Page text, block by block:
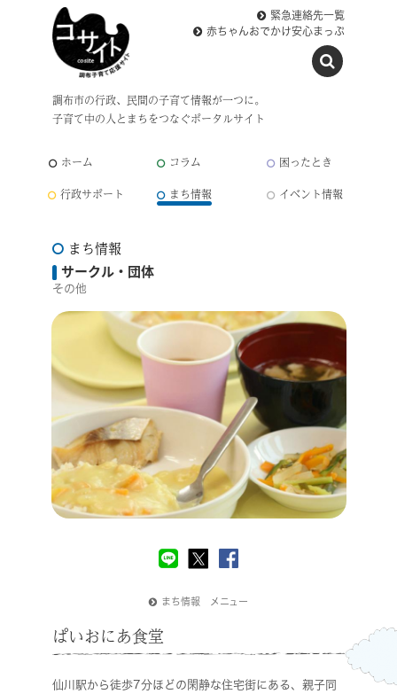
調布市の行政、民間の子育て情報が一つに。
子育て中の人とまちをつなぐポータルサイト
緊急連絡先一覧
赤ちゃんおでかけ安心まっぷ
ホーム コラム
困ったとき
行政サポート
まち情報 イベント情報
まち情報
サークル・団体
その他
まち情報 メニュー
ぱいおにあ食堂
仙川駅から徒歩7分ほどの閑静な住宅街にある、親子同